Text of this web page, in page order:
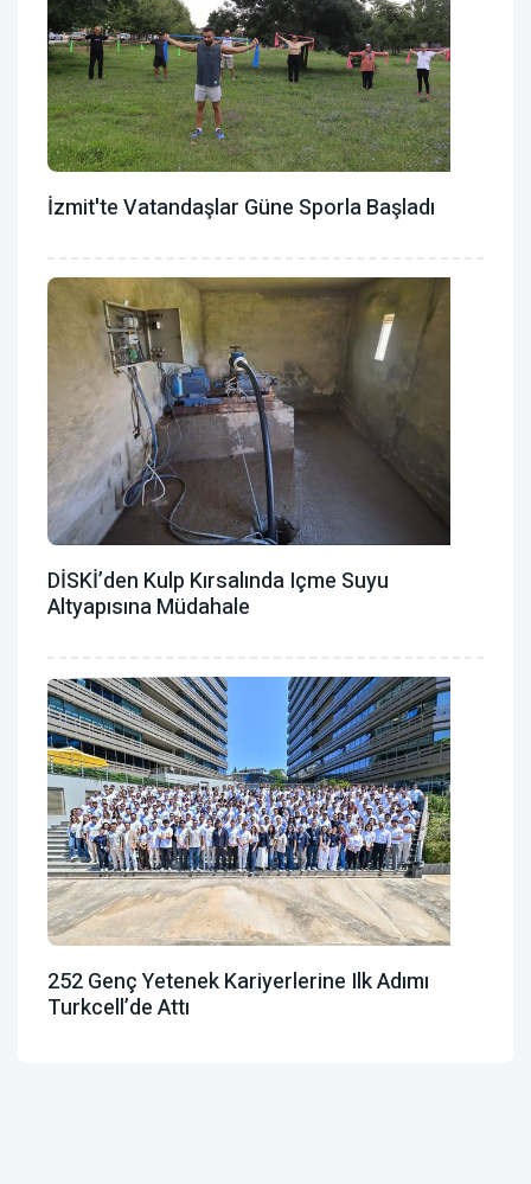
İzmit'te Vatandaşlar Güne Sporla Başladı
DİSKİ’den Kulp Kırsalında Içme Suyu
Altyapısına Müdahale
252 Genç Yetenek Kariyerlerine Ilk Adımı
Turkcell’de Attı